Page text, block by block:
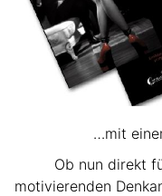
…mit
Ob nun direkt
motivierenden